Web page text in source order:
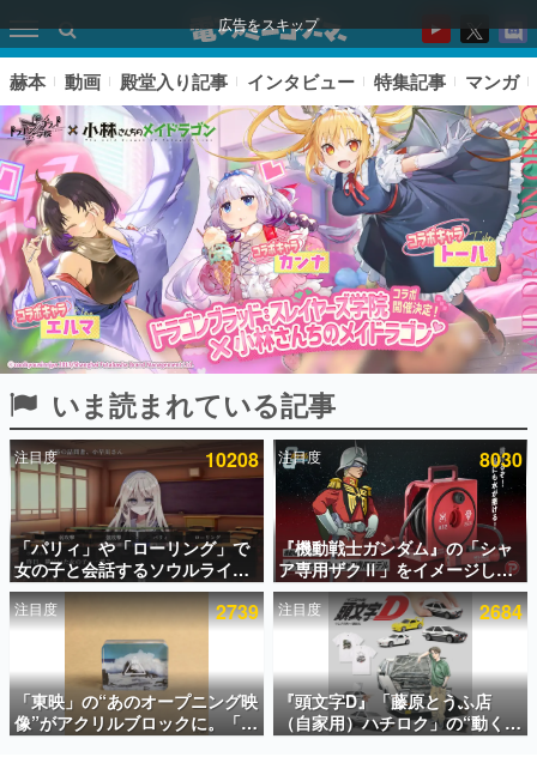
広告をスキップ
ピックアップ
電ファミのいま読まれている記事ランキング
アプリセール情報
インタビュー
連載・特集一覧
殿堂入り記事
SNS拡散数が数千以上！ ページビュー数万以上！ などな
ど。多くの人々に読まれた、電ファミ渾身の“殿堂入り”記
事をまとめました。
赫本 動画 殿堂入り記事 インタビュー 特集記事 マンガ
いま読まれている記事
注目度 10208
「パリィ」や「ローリング」で
女の子と会話するソウルライク
恋愛ゲーム『小早川さんはソウ
ルライク』無料公開。返事に失
敗すると「YOU DIED」
注目度 8030
『機動戦士ガンダム』の「シャ
ア専用ザクⅡ」をイメージした
散水ホースリールが予約開始。
本体にはシャアのパーソナルマ
ークやジオン公国軍のエンブレ
ム、型式番号などを配置
注目度 2739
「東映」の“あのオープニング映
像”がアクリルブロックに。「東
映ヒストリカル グッズコレクシ
注目度 2684
『頭文字D』「藤原とうふ店
（自家用）ハチロク」の“動くテ
ィッシュケース”が買えるポップ